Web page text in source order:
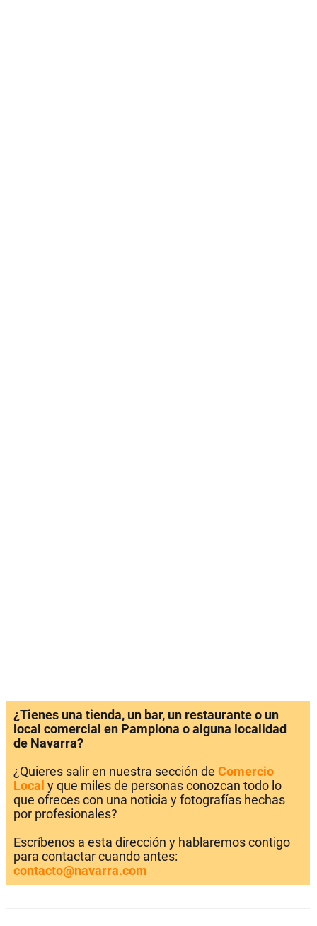
¿Tienes una tienda, un bar, un restaurante o un
local comercial en Pamplona o alguna localidad
de Navarra?
¿Quieres salir en nuestra sección de Comercio
Local y que miles de personas conozcan todo lo
que ofreces con una noticia y fotografías hechas
por profesionales?
Escríbenos a esta dirección y hablaremos contigo
para contactar cuando antes:
contacto@navarra.com